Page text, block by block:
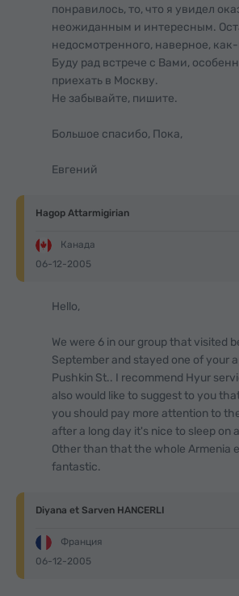
понравилось, то, что я увидел
неожиданным и интересным.
недосмотренного, наверное,
Буду рад встрече с Вами,
приехать в Москву.
Не забывайте, пишите.
Большое спасибо, Пока,
Евгений
Hagop Attarmigirian
Канада
06-12-2005
Hello,
We were 6 in our group that visited
September and stayed one of your
Pushkin St.. I recommend Hyur
also would like to suggest to you
you should pay more attention to
after a long day it's nice to sleep on
Other than that the whole Armenia
fantastic.
Diyana et Sarven HANCERLI
Франция
06-12-2005